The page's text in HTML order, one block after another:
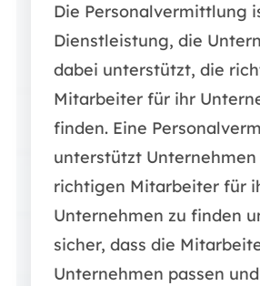
Die Personalvermittlung
Dienstleistung, die
dabei unterstützt, die
Mitarbeiter für ihr
finden. Eine
unterstützt Unternehmen
richtigen Mitarbeiter für
Unternehmen zu finden
sicher, dass die
Unternehmen passen